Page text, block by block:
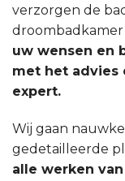
verzorgen de
uw wensen en
met het advies
expert.
Wij gaan
gedetailleerde
alle werken